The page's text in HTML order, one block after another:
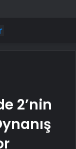
2’nin